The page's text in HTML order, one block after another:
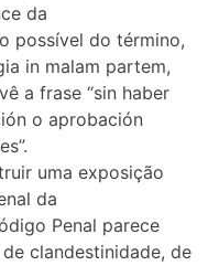
da
possível do término,
in malam partem,
a frase “sin haber
o aprobación
uma exposição
da
Penal parece
clandestinidade, de